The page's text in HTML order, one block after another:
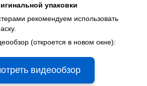
упаковки
рекомендуем использовать
(откроется в новом окне):
видеообзор